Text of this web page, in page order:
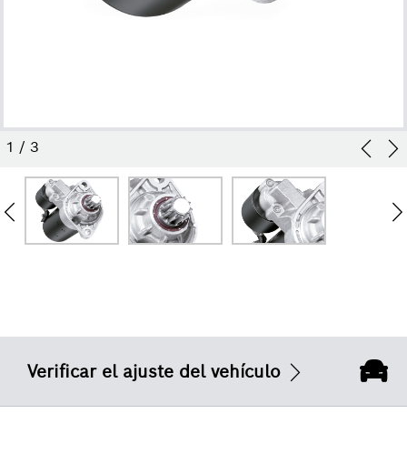
1 / 3
Verificar el ajuste del vehículo